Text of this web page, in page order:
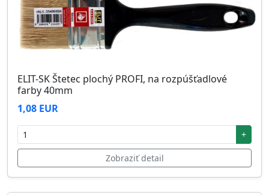
ELIT-SK Štetec plochý PROFI, na rozpúšťadlové
farby 40mm
1,08 EUR
+
Zobraziť detail